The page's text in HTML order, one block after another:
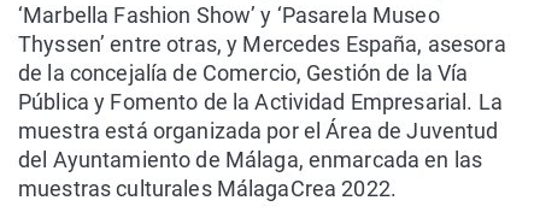
‘Marbella Fashion Show’ y ‘Pasarela Museo
Thyssen’ entre otras, y Mercedes España, asesora
de la concejalía de Comercio, Gestión de la Vía
Pública y Fomento de la Actividad Empresarial. La
muestra está organizada por el Área de Juventud
del Ayuntamiento de Málaga, enmarcada en las
muestras culturales MálagaCrea 2022.